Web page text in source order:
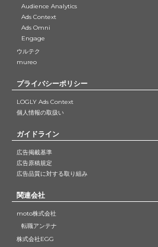
Audience Analytics
Ads Context
Ads Omni
Engage
ウルテク
mureo
プライバシーポリシー
LOGLY Ads Context
個人情報の取扱い
ガイドライン
広告掲載基準
広告原稿規定
広告品質に対する取り組み
関連会社
moto株式会社
転職アンテナ
株式会社EGG